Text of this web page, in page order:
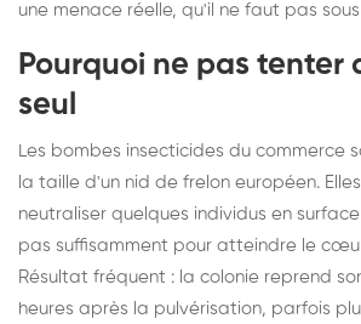
une menace réelle, qu'il ne faut pas
Pourquoi ne pas tenter
seul
Les bombes insecticides du commerce
la taille d'un nid de frelon européen.
neutraliser quelques individus en
pas suffisamment pour atteindre le
Résultat fréquent : la colonie reprend
heures après la pulvérisation, parfois